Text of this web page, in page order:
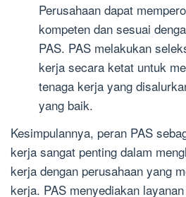
Perusahaan dapat
kompeten dan sesuai
PAS. PAS melakukan
kerja secara ketat untuk
tenaga kerja yang
yang baik.
Kesimpulannya, peran PAS
kerja sangat penting dalam
kerja dengan perusahaan yang
kerja. PAS menyediakan